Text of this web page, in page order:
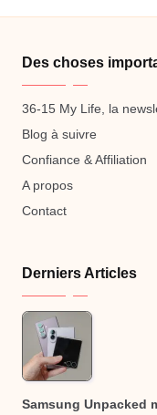
Des choses
36-15 My Life, la
Blog à suivre
Confiance & Affiliation
A propos
Contact
Derniers Articles
Samsung Unpacked